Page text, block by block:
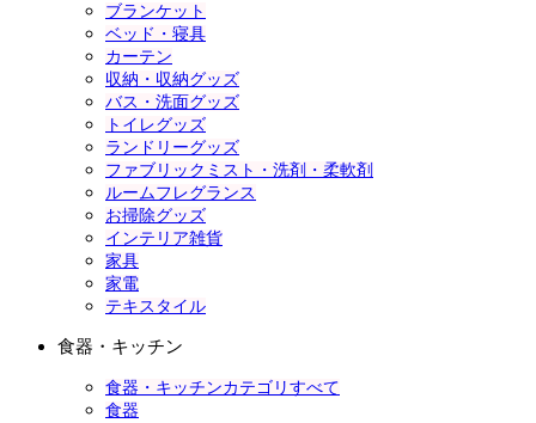
ブランケット
ベッド・寝具
カーテン
収納・収納グッズ
バス・洗面グッズ
トイレグッズ
ランドリーグッズ
ファブリックミスト・洗剤・柔軟剤
ルームフレグランス
お掃除グッズ
インテリア雑貨
家具
家電
テキスタイル
食器・キッチン
食器・キッチンカテゴリすべて
食器